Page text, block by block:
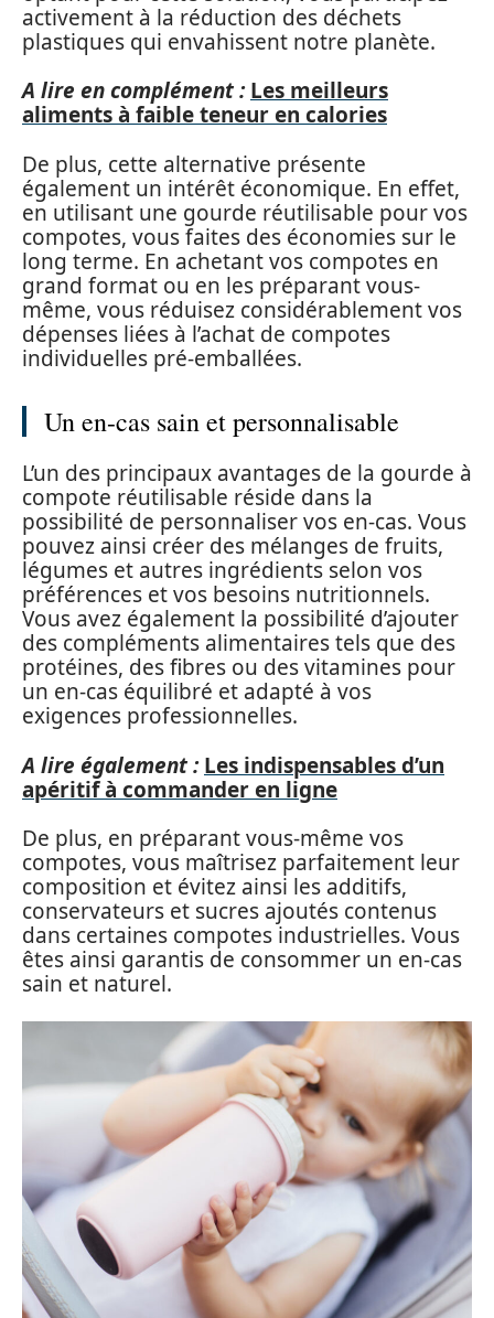
activement à la réduction des déchets
plastiques qui envahissent notre planète.
A lire en complément : Les meilleurs
aliments à faible teneur en calories
De plus, cette alternative présente
également un intérêt économique. En effet,
en utilisant une gourde réutilisable pour vos
compotes, vous faites des économies sur le
long terme. En achetant vos compotes en
grand format ou en les préparant vous-
même, vous réduisez considérablement vos
dépenses liées à l’achat de compotes
individuelles pré-emballées.
Un en-cas sain et personnalisable
L’un des principaux avantages de la gourde à
compote réutilisable réside dans la
possibilité de personnaliser vos en-cas. Vous
pouvez ainsi créer des mélanges de fruits,
légumes et autres ingrédients selon vos
préférences et vos besoins nutritionnels.
Vous avez également la possibilité d’ajouter
des compléments alimentaires tels que des
protéines, des fibres ou des vitamines pour
un en-cas équilibré et adapté à vos
exigences professionnelles.
A lire également : Les indispensables d’un
apéritif à commander en ligne
De plus, en préparant vous-même vos
compotes, vous maîtrisez parfaitement leur
composition et évitez ainsi les additifs,
conservateurs et sucres ajoutés contenus
dans certaines compotes industrielles. Vous
êtes ainsi garantis de consommer un en-cas
sain et naturel.